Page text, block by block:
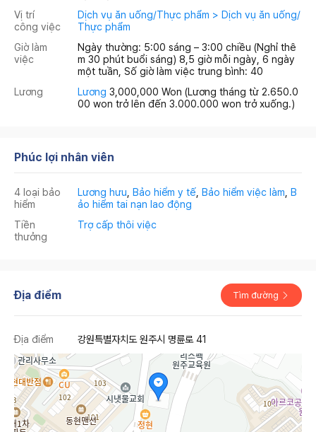
Vị trí
công việc
Dịch vụ ăn uống/Thực phẩm > Dịch vụ ăn uống/
Thực phẩm
Giờ làm
việc
Ngày thường: 5:00 sáng – 3:00 chiều (Nghỉ thê
m 30 phút buổi sáng) 8,5 giờ mỗi ngày, 6 ngày
một tuần, Số giờ làm việc trung bình: 40
Lương
Lương 3,000,000 Won (Lương tháng từ 2.650.0
00 won trở lên đến 3.000.000 won trở xuống.)
Phúc lợi nhân viên
4 loại bảo
hiểm
Lương hưu Bảo hiểm y tế Bảo hiểm việc làm B
ảo hiểm tai nạn lao động
Tiền
thưởng
Trợ cấp thôi việc
Địa điểm Tìm đường
Địa điểm 강원특별자치도 원주시 명륜로 41